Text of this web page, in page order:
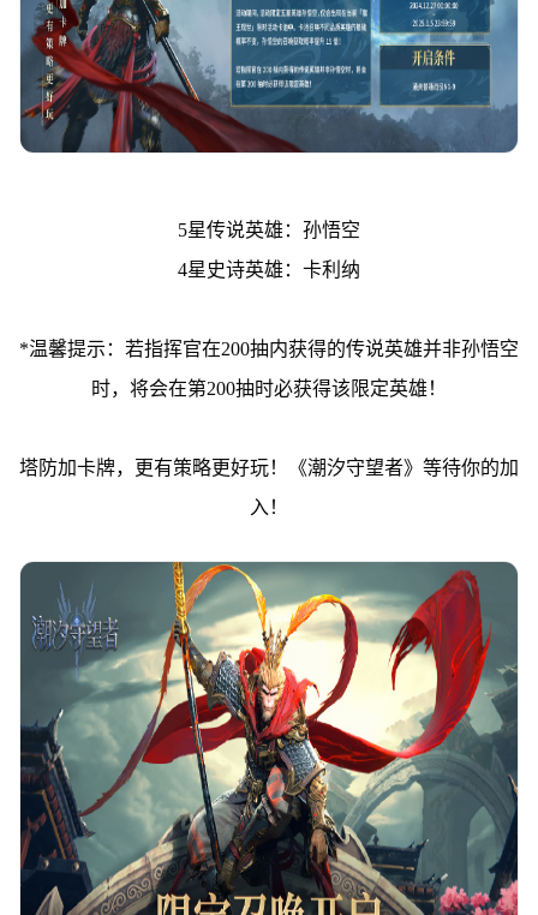
5星传说英雄：孙悟空
4星史诗英雄：卡利纳
*温馨提示：若指挥官在200抽内获得的传说英雄并非孙悟空
时，将会在第200抽时必获得该限定英雄！
塔防加卡牌，更有策略更好玩！《潮汐守望者》等待你的加
入！